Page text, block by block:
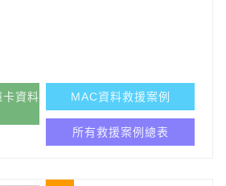
資料
MAC資料救援案例
所有救援案例總表